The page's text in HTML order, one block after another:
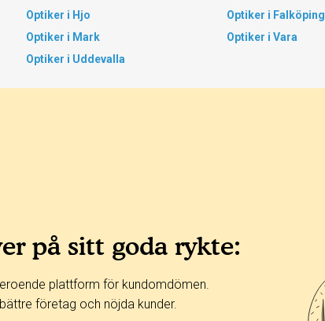
Optiker i Hjo
Optiker i Falköping
Optiker i Mark
Optiker i Vara
Optiker i Uddevalla
på sitt goda rykte:
plattform för kundomdömen.
företag och nöjda kunder.